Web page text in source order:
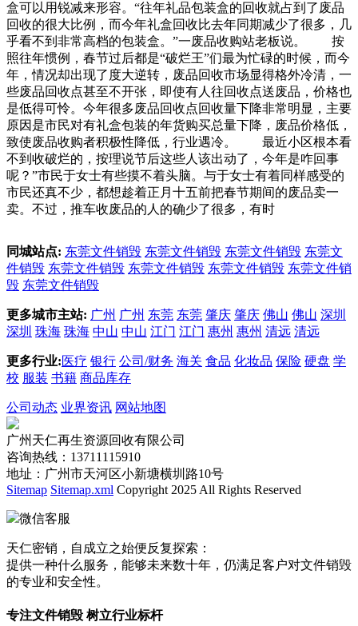
盒可以用锐减来形容。“往年礼品包装盒的回收就占到了废品
回收的很大比例，而今年礼盒回收比去年同期减少了很多，几
乎看不到非常高档的包装盒。”一废品收购站老板说。 按
照往年惯例，春节过后都是“破烂王”们最为忙碌的时候，而今
年，情况却出现了度大逆转，废品回收市场显得格外冷清，一
些废品回收点甚至不开张，即使有人往回收点送废品，价格也
是低得可怜。今年很多废品回收点回收量下降非常明显，主要
原因是市民对有礼盒包装的年货购买总量下降，废品价格低，
致使废品收购者积极性降低，行业遇冷。 最近小区根本看
不到收破烂的，按理说节后这些人该出动了，今年是咋回事
呢？”市民于女士有些摸不着头脑。与于女士有着同样感受的
市民还真不少，都想趁着正月十五前把春节期间的废品卖一
卖。不过，推车收废品的人的确少了很多，有时
同城站点: 东莞文件销毁 东莞文件销毁 东莞文件销毁 东莞文
件销毁 东莞文件销毁 东莞文件销毁 东莞文件销毁 东莞文件销
毁 东莞文件销毁
更多城市主站: 广州 广州 东莞 东莞 肇庆 肇庆 佛山 佛山 深圳
深圳 珠海 珠海 中山 中山 江门 江门 惠州 惠州 清远 清远
更多行业:医疗 银行 公司/财务 海关 食品 化妆品 保险 硬盘 学
校 服装 书籍 商品库存
公司动态 业界资讯 网站地图
广州天仁再生资源回收有限公司
咨询热线：13711115910
地址：广州市天河区小新塘横圳路10号
Sitemap Sitemap.xml Copyright 2025 All Rights Reserved
微信客服
天仁密销，自成立之始便反复探索：
提供一种什么服务，能够未来数十年，仍满足客户对文件销毁
的专业和安全性。
专注文件销毁 树立行业标杆